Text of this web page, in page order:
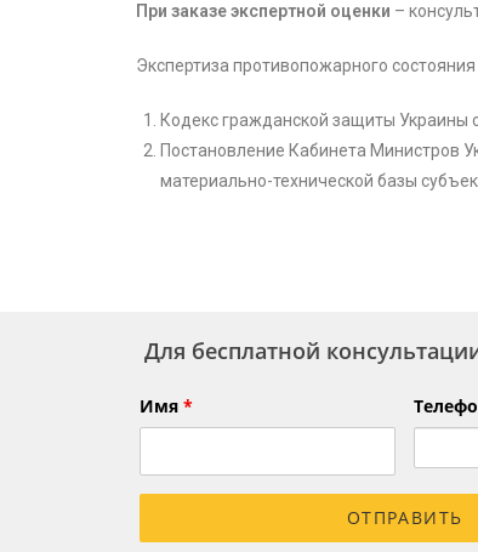
При заказе экспертной оценки –
Экспертиза противопожарного
Кодекс гражданской защиты Украины
Постановление Кабинета Министров
материально-технической базы
Для бесплатной
Имя *